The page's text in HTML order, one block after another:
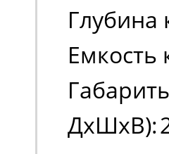
Глубина
Емкость
ДxШxВ):